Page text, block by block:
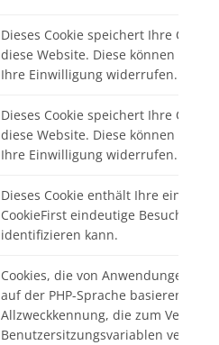
Dieses Cookie speichert Ihre
diese Website. Diese können Sie
Ihre Einwilligung widerrufen.
Dieses Cookie speichert Ihre
diese Website. Diese können Sie
Ihre Einwilligung widerrufen.
Dieses Cookie enthält Ihre
CookieFirst eindeutige Besucher
identifizieren kann.
Cookies, die von Anwendungen
auf der PHP-Sprache basieren.
Allzweckkennung, die zum
Benutzersitzungsvariablen